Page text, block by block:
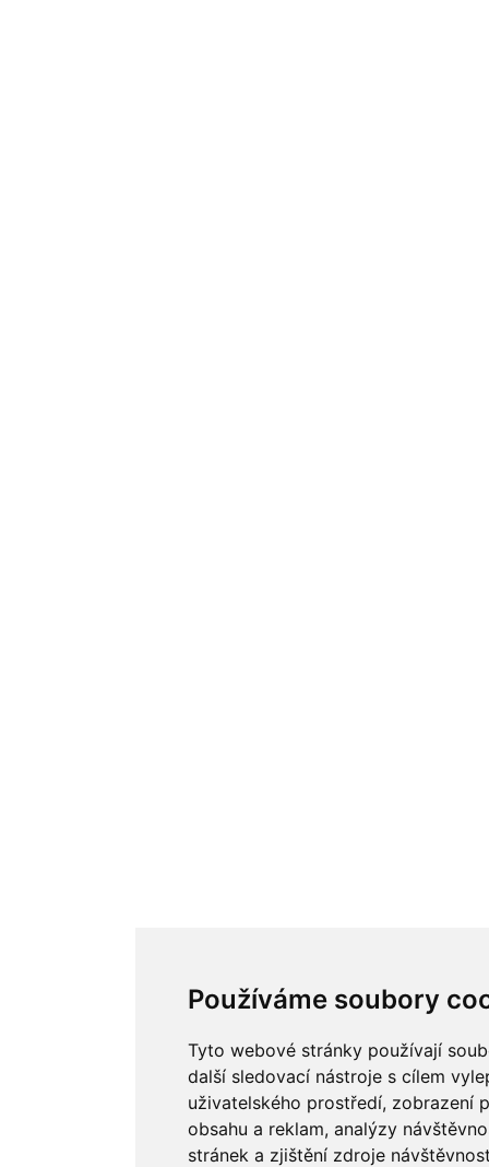
Používáme soubory
Tyto webové stránky používají
další sledovací nástroje s cílem
uživatelského prostředí, zobrazení
obsahu a reklam, analýzy
stránek a zjištění zdroje